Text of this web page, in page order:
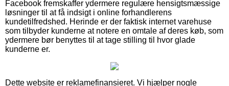
Facebook fremskaffer ydermere regulære hensigtsmæssige
løsninger til at få indsigt i online forhandlerens
kundetilfredshed. Herinde er der faktisk internet varehuse
som tilbyder kunderne at notere en omtale af deres køb, som
ydermere bør benyttes til at tage stilling til hvor glade
kunderne er.
Dette website er reklamefinansieret. Vi hjælper nogle